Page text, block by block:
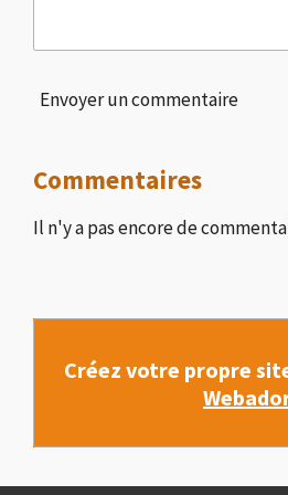
Envoyer un commentaire
Commentaires
Il n'y a pas encore de
Créez votre propre